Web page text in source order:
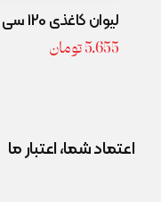
لیوان کاغذی 120 سی سی
5.655تومان
اعتماد شما، اعتبار ما